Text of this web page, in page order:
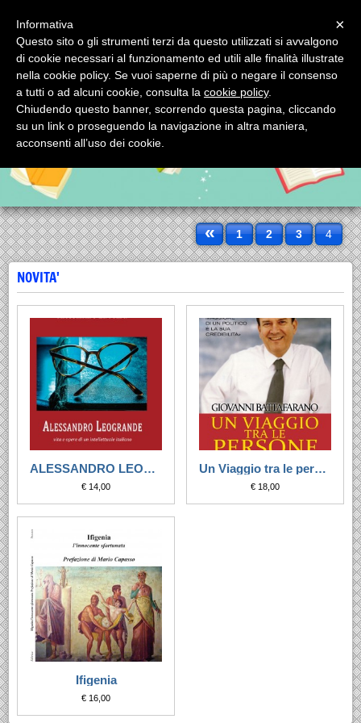
SCORPIONE EDITRICE SRL
SCORPIONE EDITRICE SRL via Mignogna, 1 - tel. 0994593993 74123
TARANTO (Italy)
« 1 2 3 4
NOVITA'
ALESSANDRO LEOGRANDE
€ 14,00
Un Viaggio tra le persone
€ 18,00
Ifigenia
€ 16,00
×
Informativa
Questo sito o gli strumenti terzi da questo utilizzati si avvalgono
di cookie necessari al funzionamento ed utili alle finalità illustrate
nella cookie policy. Se vuoi saperne di più o negare il consenso
a tutti o ad alcuni cookie, consulta la cookie policy.
Chiudendo questo banner, scorrendo questa pagina, cliccando
su un link o proseguendo la navigazione in altra maniera,
acconsenti all’uso dei cookie.